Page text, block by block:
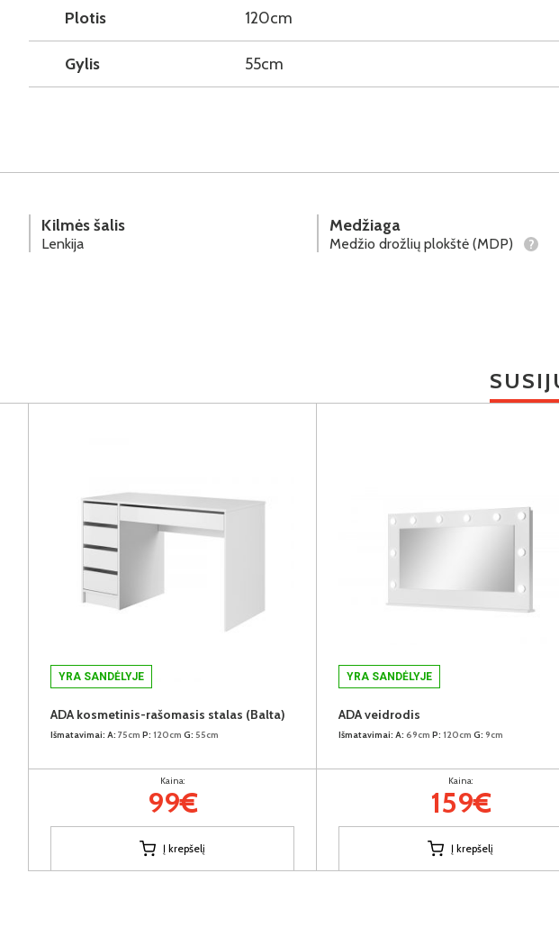
Plotis 120cm
Gylis 55cm
Kilmės šalis
Lenkija
Medžiaga
Medžio drožlių plokštė (MDP) ?
YRA SANDĖLYJE
ADA kosmetinis-rašomasis stalas (Balta)
Išmatavimai: A: 75cm P: 120cm G: 55cm
Kaina:
99€
Į krepšelį
YRA SANDĖLYJE
ADA veidrodis
Išmatavimai: A: 69cm P: 120cm G: 9cm
Kaina:
159€
Į krepšelį